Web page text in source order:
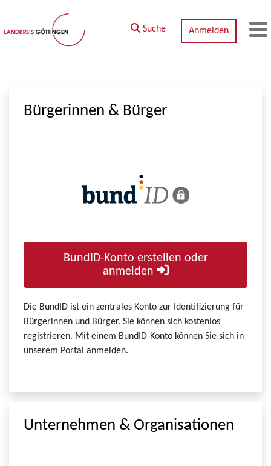
Zum Hauptinhalt springen
Suche Anmelden
Bürgerinnen & Bürger
BundID-Konto erstellen oder
anmelden
Die BundID ist ein zentrales Konto zur Identifizierung für
Bürgerinnen und Bürger. Sie können sich kostenlos
registrieren. Mit einem BundID-Konto können Sie sich in
unserem Portal anmelden.
Unternehmen & Organisationen